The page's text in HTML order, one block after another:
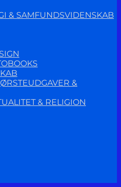
& SAMFUNDSVIDENSKAB
&
& RELIGION